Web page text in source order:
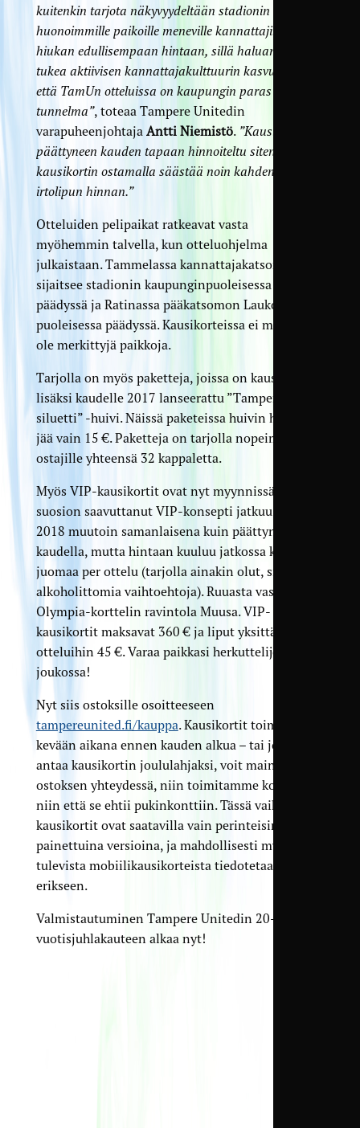
kuitenkin tarjota näkyvyydeltään stadionin
huonoimmille paikoille meneville kannattajille liput
hiukan edullisempaan hintaan, sillä haluamme
tukea aktiivisen kannattajakulttuurin kasvua, ja sitä
että TamUn otteluissa on kaupungin paras
tunnelma”, toteaa Tampere Unitedin
varapuheenjohtaja Antti Niemistö. ”Kausikortit on
päättyneen kauden tapaan hinnoiteltu siten, että
kausikortin ostamalla säästää noin kahden
irtolipun hinnan.”
Otteluiden pelipaikat ratkeavat vasta
myöhemmin talvella, kun otteluohjelma
julkaistaan. Tammelassa kannattajakatsomo
sijaitsee stadionin kaupunginpuoleisessa
päädyssä ja Ratinassa pääkatsomon Laukonsillan
puoleisessa päädyssä. Kausikorteissa ei muutoin
ole merkittyjä paikkoja.
Tarjolla on myös paketteja, joissa on kausikortin
lisäksi kaudelle 2017 lanseerattu ”Tampereen
siluetti” -huivi. Näissä paketeissa huivin hinnaksi
jää vain 15 €. Paketteja on tarjolla nopeimmille
ostajille yhteensä 32 kappaletta.
Myös VIP-kausikortit ovat nyt myynnissä. Suuren
suosion saavuttanut VIP-konsepti jatkuu kaudella
2018 muutoin samanlaisena kuin päättyneellä
kaudella, mutta hintaan kuuluu jatkossa kaksi
juomaa per ottelu (tarjolla ainakin olut, siideri ja
alkoholittomia vaihtoehtoja). Ruuasta vastaa
Olympia-korttelin ravintola Muusa. VIP-
kausikortit maksavat 360 € ja liput yksittäisiin
otteluihin 45 €. Varaa paikkasi herkuttelijoiden
joukossa!
Nyt siis ostoksille osoitteeseen
tampereunited.fi/kauppa. Kausikortit toimitetaan
kevään aikana ennen kauden alkua – tai jos haluat
antaa kausikortin joululahjaksi, voit mainita tästä
ostoksen yhteydessä, niin toimitamme kortin
niin että se ehtii pukinkonttiin. Tässä vaiheessa
kausikortit ovat saatavilla vain perinteisinä
painettuina versioina, ja mahdollisesti myyntiin
tulevista mobiilikausikorteista tiedotetaan
erikseen.
Valmistautuminen Tampere Unitedin 20-
vuotisjuhlakauteen alkaa nyt!